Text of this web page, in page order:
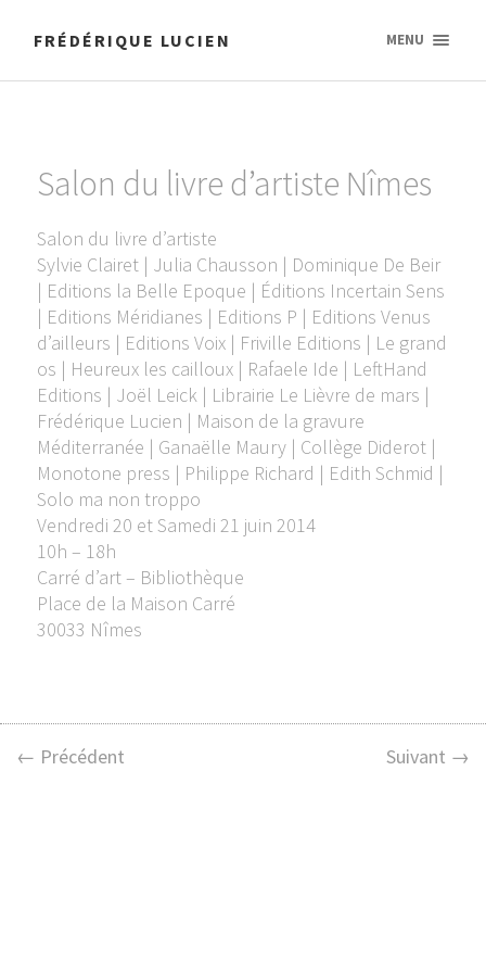
FRÉDÉRIQUE LUCIEN MENU
Salon du livre d’artiste Nîmes
Salon du livre d’artiste
Sylvie Clairet | Julia Chausson | Dominique De Beir
| Editions la Belle Epoque | Éditions Incertain Sens
| Editions Méridianes | Editions P | Editions Venus
d’ailleurs | Editions Voix | Friville Editions | Le grand
os | Heureux les cailloux | Rafaele Ide | LeftHand
Editions | Joël Leick | Librairie Le Lièvre de mars |
Frédérique Lucien | Maison de la gravure
Méditerranée | Ganaëlle Maury | Collège Diderot |
Monotone press | Philippe Richard | Edith Schmid |
Solo ma non troppo
Vendredi 20 et Samedi 21 juin 2014
10h – 18h
Carré d’art – Bibliothèque
Place de la Maison Carré
30033 Nîmes
← Précédent Suivant →